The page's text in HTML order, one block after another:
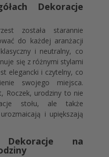
Dekoracje
została starannie
do każdej aranżacji
i neutralny, co
się z różnymi stylami
elegancki i czytelny, co
swojego miejsca.
Roczek, urodziny to nie
stołu, ale także
i upiększają
Dekoracje na